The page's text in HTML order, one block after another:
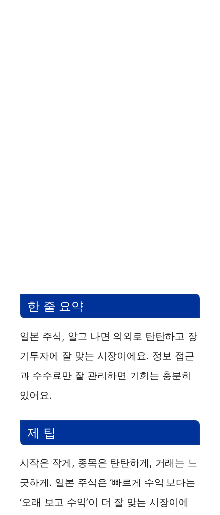
한 줄 요약
일본 주식, 알고 나면 의외로 탄탄하고 장
기투자에 잘 맞는 시장이에요. 정보 접근
과 수수료만 잘 관리하면 기회는 충분히
있어요.
제 팁
시작은 작게, 종목은 탄탄하게, 거래는 느
긋하게. 일본 주식은 ‘빠르게 수익’보다는
‘오래 보고 수익’이 더 잘 맞는 시장이에